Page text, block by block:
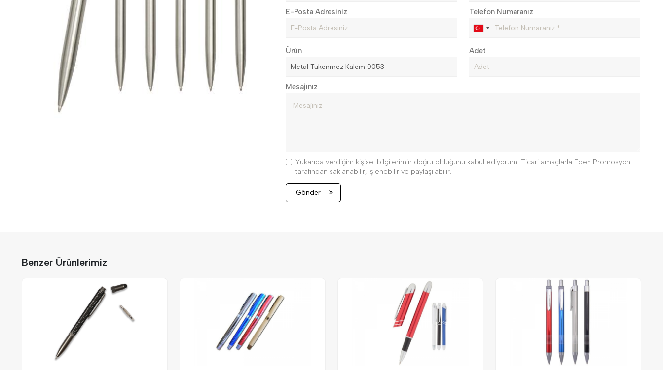
E-Posta Adresiniz Telefon Numaranız
Ürün Adet
Mesajınız
Yukarıda verdiğim kişisel bilgilerimin doğru olduğunu kabul ediyorum. Ticari amaçlarla Eden Promosyon
tarafından saklanabilir, işlenebilir ve paylaşılabilir.
Gönder
Benzer Ürünlerimiz